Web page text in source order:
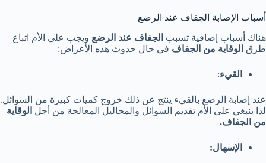
أسباب الإصابة الجفاف عند الرضع
هناك أسباب إضافية تسبب الجفاف عند الرضع ويجب على الأم اتباع
طرق الوقاية من الجفاف في حال حدوث هذه الأعراض:
القيء:
عند إصابة الرضع بالقيء ينتج عن ذلك خروج كميات كبيرة من السوائل.
لذا ينبغي على الأم تقديم السوائل والمحاليل المعالجة من أجل الوقاية
من الجفاف.
الإسهال: